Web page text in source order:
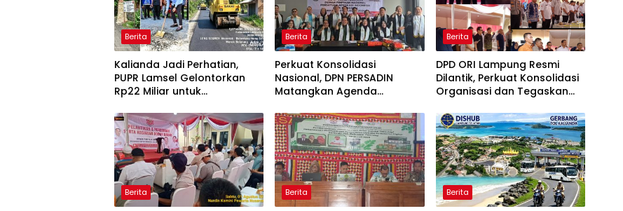
Berita
Kalianda Jadi Perhatian,
PUPR Lamsel Gelontorkan
Rp22 Miliar untuk
Jalan di 2026
Berita
Perkuat Konsolidasi
Nasional, DPN PERSADIN
Matangkan Agenda
Organisasi Advokat
Berita
DPD ORI Lampung Resmi
Dilantik, Perkuat Konsolidasi
Organisasi dan Tegaskan
Masyarakat
Berita Berita Berita